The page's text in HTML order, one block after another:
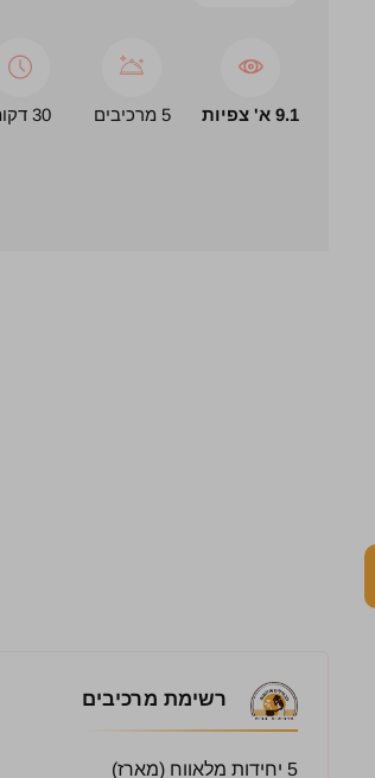
9.1 א' צפיות 5 מרכיבים 30 דקות
רשימת מרכיבים
5 יחידות מלאווח (מארז)